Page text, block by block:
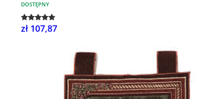
DOSTĘPNY
zł 107,87